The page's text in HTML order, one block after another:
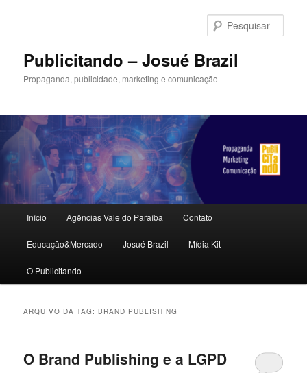
principal
secundárioPublicitando – Josué Brazil
Propaganda, publicidade, marketing e comunicação
principal
Início Agências Vale do Paraíba Contato
Educação&Mercado Josué Brazil Mídia Kit
O Publicitando
ARQUIVO DA TAG:BRAND PUBLISHING
O Brand Publishing e a LGPD